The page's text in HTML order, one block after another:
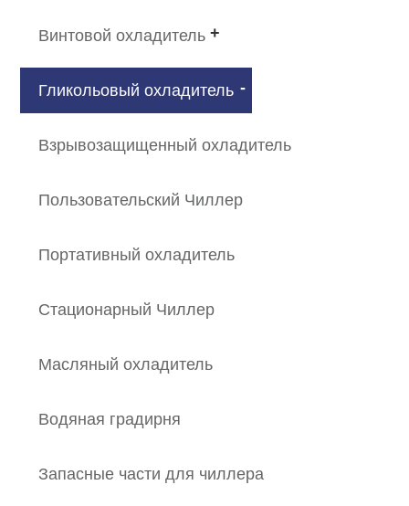
Винтовой охладитель
Гликольовый охладитель
Взрывозащищенный охладитель
Пользовательский Чиллер
Портативный охладитель
Стационарный Чиллер
Масляный охладитель
Водяная градирня
Запасные части для чиллера